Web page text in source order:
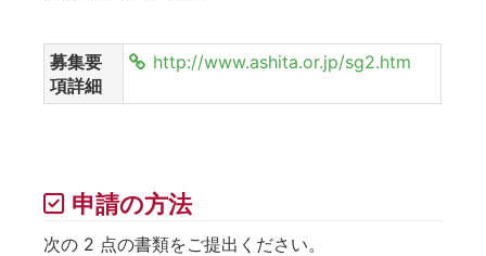
募集要
項詳細
http://www.ashita.or.jp/sg2.htm
申請の方法
次の 2 点の書類をご提出ください。